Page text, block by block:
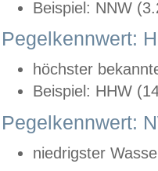
Beispiel: NNW
Pegelkennwert:
höchster
Beispiel: HHW
Pegelkennwert:
niedrigster